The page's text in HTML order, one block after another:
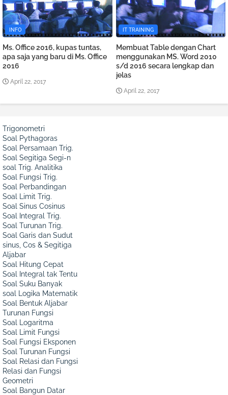
INFO
Ms. Office 2016, kupas tuntas,
apa saja yang baru di Ms. Office
2016
April 22, 2017
IT TRAINING
Membuat Table dengan Chart
menggunakan MS. Word 2010
s/d 2016 secara lengkap dan
jelas
April 22, 2017
Trigonometri
Soal Pythagoras
Soal Persamaan Trig.
Soal Segitiga Segi-n
soal Trig. Analitika
Soal Fungsi Trig.
Soal Perbandingan
Soal Limit Trig.
Soal Sinus Cosinus
Soal Integral Trig.
Soal Turunan Trig.
Soal Garis dan Sudut
sinus, Cos & Segitiga
Aljabar
Soal Hitung Cepat
Soal Integral tak Tentu
Soal Suku Banyak
soal Logika Matematik
Soal Bentuk Aljabar
Turunan Fungsi
Soal Logaritma
Soal Limit Fungsi
Soal Fungsi Eksponen
Soal Turunan Fungsi
Soal Relasi dan Fungsi
Relasi dan Fungsi
Geometri
Soal Bangun Datar